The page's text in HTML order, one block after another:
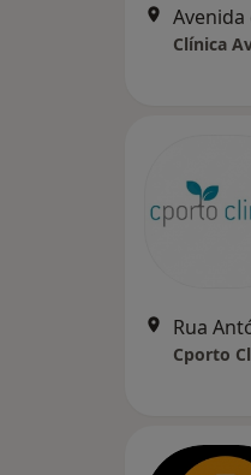
Avenida
Clínica
Rua
Cporto